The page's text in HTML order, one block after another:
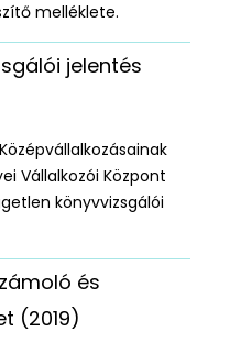
melléklete.
jelentés
Vállalkozói Központ
könyvvizsgálói
és
(2019)